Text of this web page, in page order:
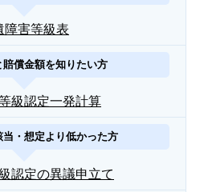
障害等級表
賠償金額を知りたい方
級認定一発計算
・想定より低かった方
認定の異議申立て